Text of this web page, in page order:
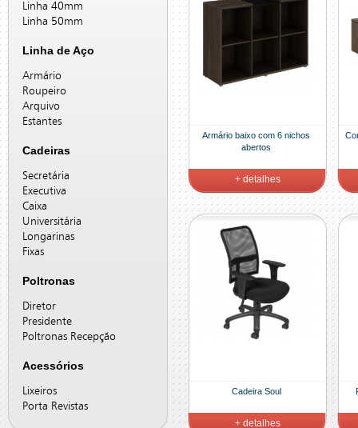
Linha 40mm
Linha 50mm
Linha de Aço
Armário
Roupeiro
Arquivo
Estantes
Cadeiras
Secretária
Executiva
Caixa
Universitária
Longarinas
Fixas
Poltronas
Diretor
Presidente
Poltronas Recepção
Acessórios
Lixeiros
Porta Revistas
Armário baixo com 6 nichos
abertos
+ detalhes
Cadeira Soul
+ detalhes